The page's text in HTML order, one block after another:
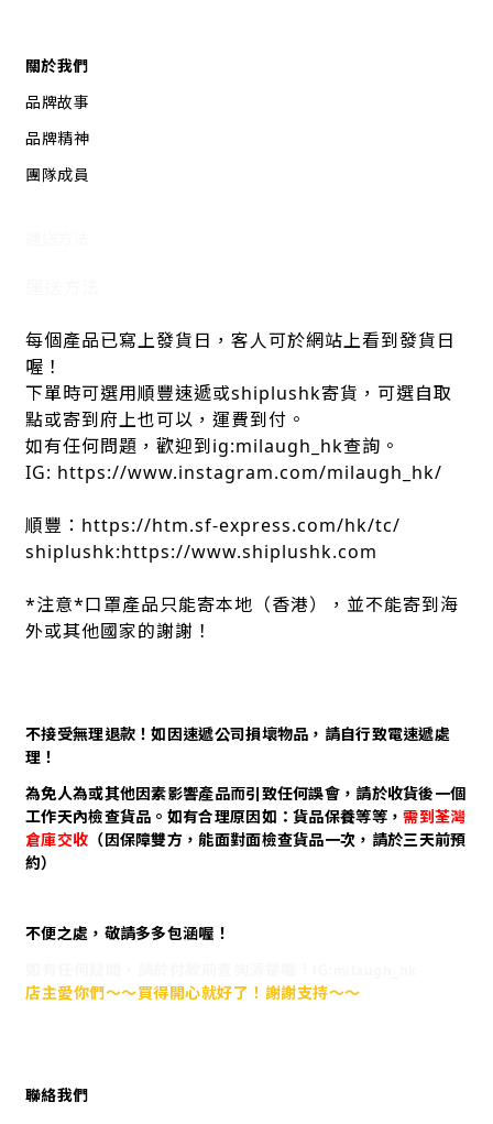
關於我們
品牌故事
品牌精神
團隊成員
每個產品已寫上發貨日，客人可於網站上看到發貨日
喔！
下單時可選用順豐速遞或shiplushk寄貨，可選自取
點或寄到府上也可以，運費到付。
如有任何問題，歡迎到ig:milaugh_hk查詢。
IG: https://www.instagram.com/milaugh_hk/
順豐：https://htm.sf-express.com/hk/tc/
shiplushk:https://www.shiplushk.com
*注意*口罩產品只能寄本地（香港），並不能寄到海
外或其他國家的謝謝！
不接受無理退款！如因速遞公司損壞物品，請自行致電速遞處
理！
為免人為或其他因素影響產品而引致任何誤會，請於收貨後一個
工作天內檢查貨品。如有合理原因如：貨品保養等等，需到荃灣
倉庫交收 （因保障雙方，能面對面檢查貨品一次，請於三天前預
約）
不便之處，敬請多多包涵喔！
店主愛你們～～買得開心就好了！謝謝支持～～
聯絡我們